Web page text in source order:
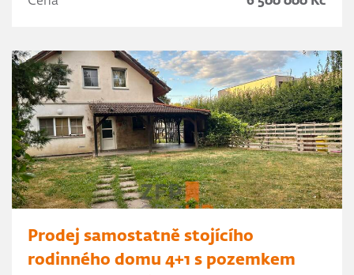
Prodej samostatně stojícího
rodinného domu 4+1 s pozemkem